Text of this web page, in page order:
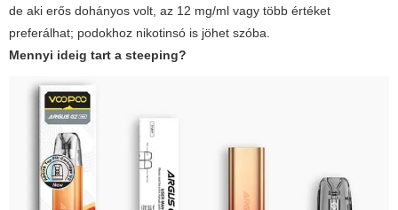
de aki erős dohányos volt, az 12 mg/ml vagy több értéket
preferálhat; podokhoz nikotinsó is jöhet szóba.
Mennyi ideig tart a steeping?